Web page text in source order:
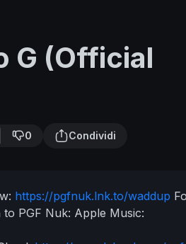
G (Official
0 Condividi
https://pgfnuk.lnk.to/waddup
to PGF Nuk: Apple Music: